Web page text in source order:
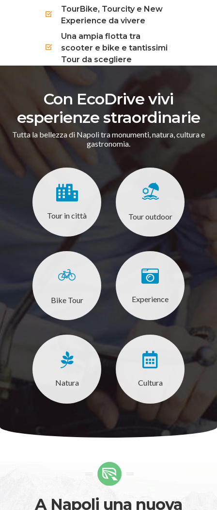
TourBike, Tourcity e New
Experience da vivere
Una ampia flotta tra
scooter e bike e tantissimi
Tour da scegliere
Con EcoDrive vivi
esperienze straordinarie
Tutta la bellezza di Napoli tra monumenti, natura, cultura e
gastronomia.
Tour in città Tour outdoor
Bike Tour Experience
Natura Cultura
A Napoli una nuova